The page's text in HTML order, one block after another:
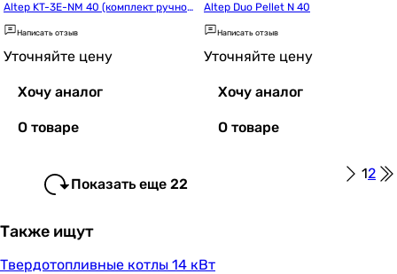
Altep KT-3E-NM 40 (комплект ручно
й)
Написать отзыв
Уточняйте цену
Хочу аналог
О товаре
Altep Duo Pellet N 40
Написать отзыв
Уточняйте цену
Хочу аналог
О товаре
Показать еще 22
12
Также ищут
Твердотопливные котлы 14 кВт